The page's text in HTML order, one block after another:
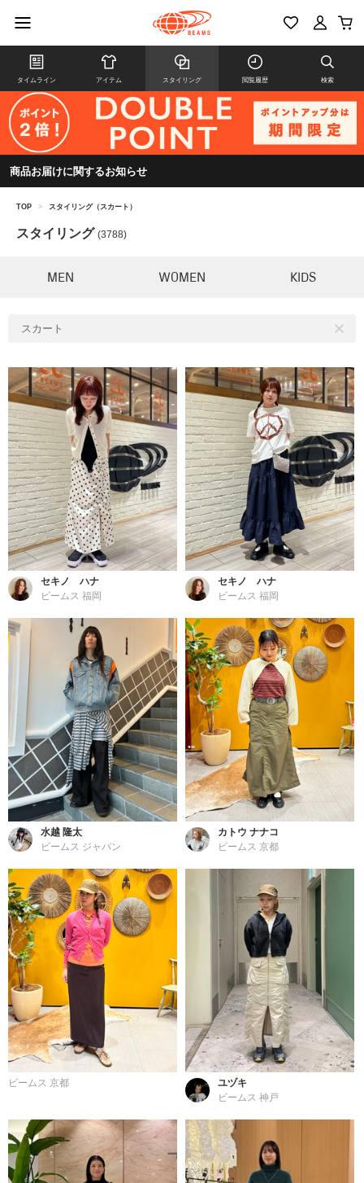
タイムライン アイテム スタイリング 閲覧履歴 検索
商品お届けに関するお知らせ
TOP > スタイリング（スカート）
スタイリング (3788)
MEN WOMEN KIDS
スカート
セキノ ハナ
ビームス 福岡
セキノ ハナ
ビームス 福岡
水越 隆太
ビームス ジャパン
カトウ ナナコ
ビームス 京都
ビームス 京都
ユヅキ
ビームス 神戸